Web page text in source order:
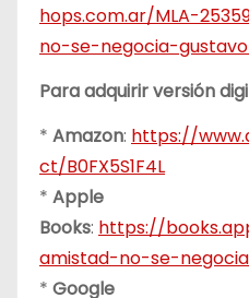
hops.com.ar/MLA-
no-se-negocia-
Para adquirir versión
* Amazon: https://
ct/B0FX5S1F4L
* Apple
Books: https://
amistad-no-se-
* Google